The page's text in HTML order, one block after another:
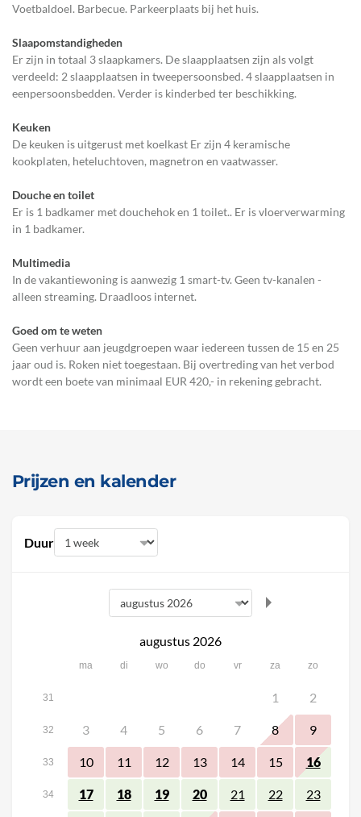
Voetbaldoel. Barbecue. Parkeerplaats bij het huis.
Slaapomstandigheden
Er zijn in totaal 3 slaapkamers. De slaapplaatsen zijn als volgt
verdeeld: 2 slaapplaatsen in tweepersoonsbed. 4 slaapplaatsen in
eenpersoonsbedden. Verder is kinderbed ter beschikking.
Keuken
De keuken is uitgerust met koelkast Er zijn 4 keramische
kookplaten, heteluchtoven, magnetron en vaatwasser.
Douche en toilet
Er is 1 badkamer met douchehok en 1 toilet.. Er is vloerverwarming
in 1 badkamer.
Multimedia
In de vakantiewoning is aanwezig 1 smart-tv. Geen tv-kanalen -
alleen streaming. Draadloos internet.
Goed om te weten
Geen verhuur aan jeugdgroepen waar iedereen tussen de 15 en 25
jaar oud is. Roken niet toegestaan. Bij overtreding van het verbod
wordt een boete van minimaal EUR 420,- in rekening gebracht.
Prijzen en kalender
Duur
augustus 2026
ma di wo do vr za zo
31 1 2
32 3 4 5 6 7 8 9
33 10 11 12 13 14 15 16
34 17 18 19 20 21 22 23